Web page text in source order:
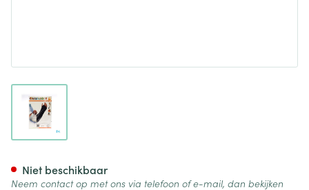
Niet beschikbaar
Neem contact op met ons via telefoon of e-mail, dan bekijken